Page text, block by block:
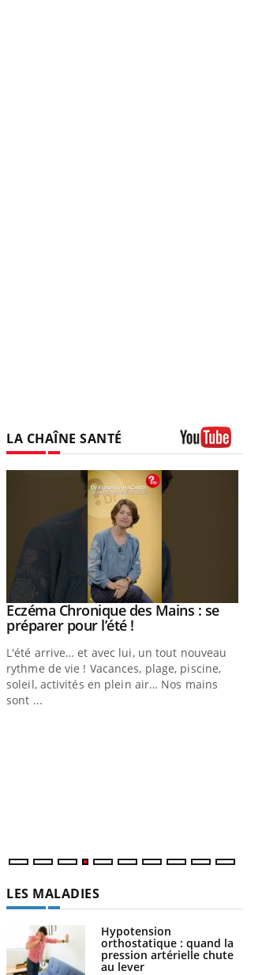
LA CHAÎNE SANTÉ
Youtube
Eczéma Chronique des Mains : se
préparer pour l’été !Youtube
L'été arrive… et avec lui, un tout nouveau
rythme de vie ! Vacances, plage, piscine,
soleil, activités en plein air… Nos mains
sont ...
LES MALADIES
Hypotension
orthostatique : quand la
pression artérielle chute
au lever